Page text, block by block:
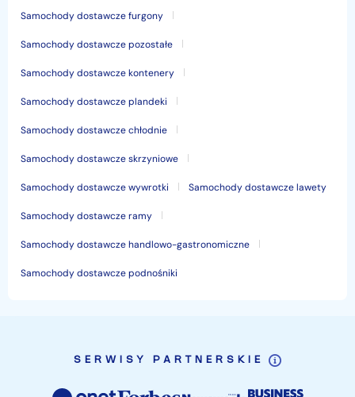
Samochody dostawcze furgony
Samochody dostawcze pozostałe
Samochody dostawcze kontenery
Samochody dostawcze plandeki
Samochody dostawcze chłodnie
Samochody dostawcze skrzyniowe
Samochody dostawcze wywrotki Samochody dostawcze lawety
Samochody dostawcze ramy
Samochody dostawcze handlowo-gastronomiczne
Samochody dostawcze podnośniki
SERWISY PARTNERSKIE